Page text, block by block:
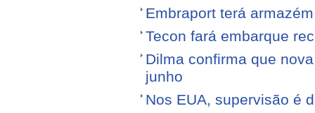
Embraport terá
Tecon fará embarque
Dilma confirma que
junho
Nos EUA, supervisão é